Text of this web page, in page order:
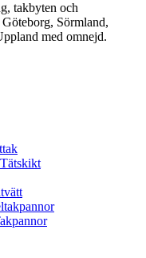
takbyten och
Sörmland,
med omnejd.